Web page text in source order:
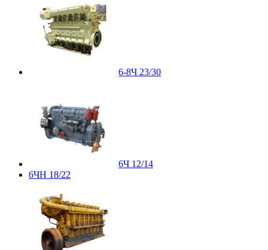
6-8Ч 23/30
6Ч 12/14
6ЧН 18/22